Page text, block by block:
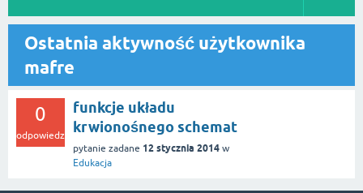
Ostatnia aktywność użytkownika
mafre
0
odpowiedzi
funkcje układu
krwionośnego schemat
pytanie zadane 12 stycznia 2014 w
Edukacja